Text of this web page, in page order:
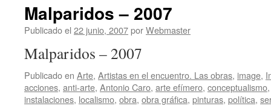
Malparidos – 2007
Publicado el 22 junio, 2007porWebmaster
Malparidos – 2007
Publicado en Arte, Artistas en el encuentro. Las obras, image,
acciones, anti-arte, Antonio Caro, arte efímero, conceptualismo
instalaciones, localismo, obra, obra gráfica, pinturas, política,